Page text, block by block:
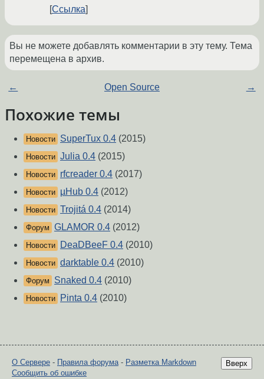
Ссылка
Вы не можете добавлять комментарии в эту тему. Тема
перемещена в архив.
← Open Source →
Похожие темы
Новости SuperTux 0.4 (2015)
Новости Julia 0.4 (2015)
Новости rfcreader 0.4 (2017)
Новости µHub 0.4 (2012)
Новости Trojitá 0.4 (2014)
Форум GLAMOR 0.4 (2012)
Новости DeaDBeeF 0.4 (2010)
Новости darktable 0.4 (2010)
Форум Snaked 0.4 (2010)
Новости Pinta 0.4 (2010)
Вверх
О Сервере - Правила форума- Разметка Markdown
Сообщить об ошибке